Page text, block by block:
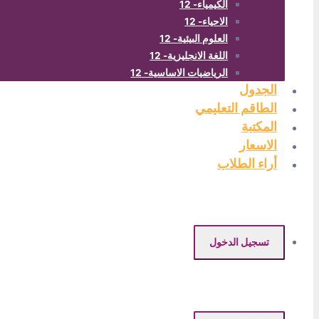
الكيمياء- 12
الاحياء- 12
العلوم البيئية- 12
اللغة الانجليزية- 12
الرياضيات الاساسية- 12
الجدول
الطاقم التعليمي
المكتبة
الاسعار
أراء الطلاب
تسجيل الدخول